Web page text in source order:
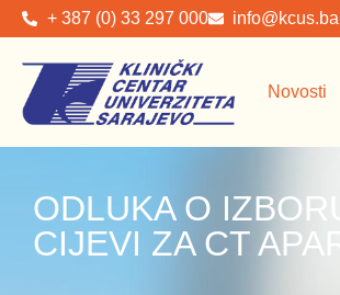
+ 387 (0) 33 297 000 info@kcus.ba
Novosti
ODLUKA O
CIJEVI ZA CT